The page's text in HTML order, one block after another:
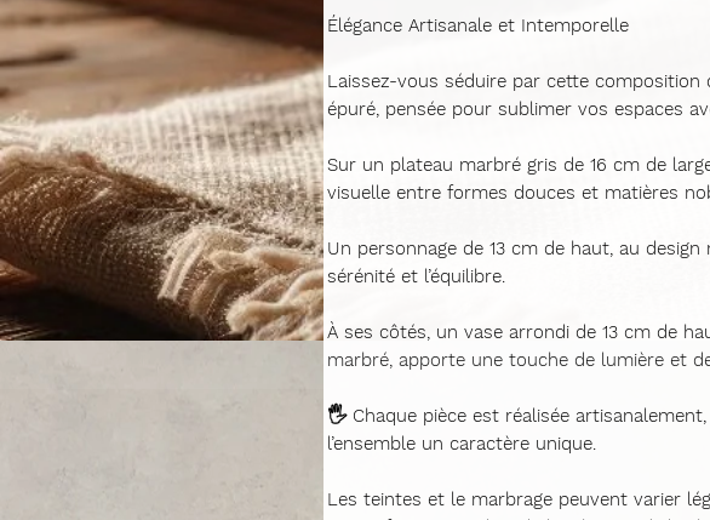
Élégance Artisanale et Intemporelle
Laissez-vous séduire par cette
épuré, pensée pour sublimer vos espaces
Sur un plateau marbré gris de 16 cm de
visuelle entre formes douces et matières
Un personnage de 13 cm de haut, au design
sérénité et l’équilibre.
À ses côtés, un vase arrondi de 13 cm de
marbré, apporte une touche de lumière et
🖐️ Chaque pièce est réalisée artisanalement
l’ensemble un caractère unique.
Les teintes et le marbrage peuvent varier